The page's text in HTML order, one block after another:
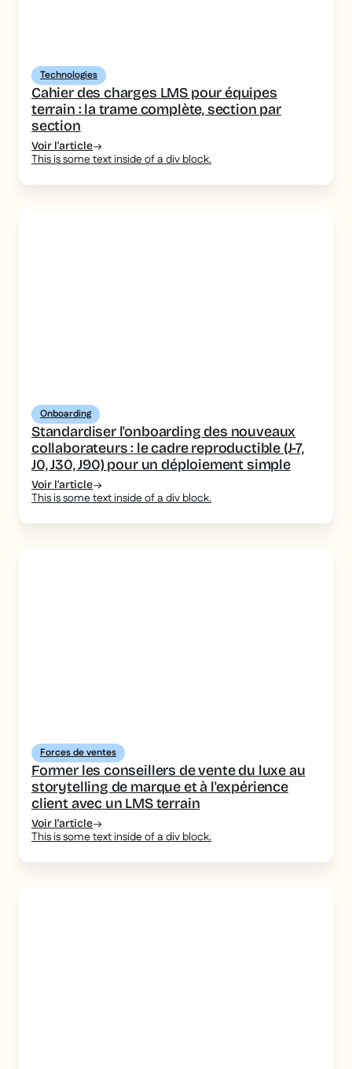
Technologies
Cahier des charges LMS pour équipes
terrain : la trame complète, section par
section
Voir l'article
This is some text inside of a div block.
Onboarding
Standardiser l'onboarding des nouveaux
collaborateurs : le cadre reproductible (J-7,
J0, J30, J90) pour un déploiement simple
Voir l'article
This is some text inside of a div block.
Forces de ventes
Former les conseillers de vente du luxe au
storytelling de marque et à l'expérience
client avec un LMS terrain
Voir l'article
This is some text inside of a div block.